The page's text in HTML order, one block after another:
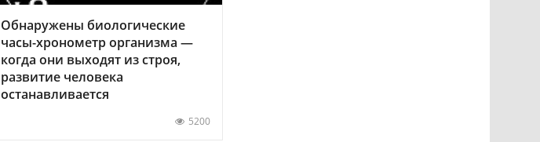
Обнаружены биологические
часы-хронометр организма —
когда они выходят из строя,
развитие человека
останавливается
5200